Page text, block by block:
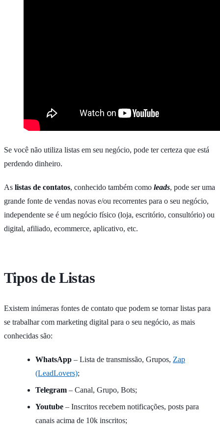
Se você não utiliza listas em seu negócio, pode ter certeza que está
perdendo dinheiro.
As listas de contatos, conhecido também como leads, pode ser uma
grande fonte de vendas novas e/ou recorrentes para o seu negócio,
independente se é um negócio físico (loja, escritório, consultório) ou
digital, afiliado, ecommerce, aplicativo, etc.
Tipos de Listas
Existem inúmeras fontes de contato que podem se tornar listas para
se trabalhar com marketing digital para o seu negócio, as mais
conhecidas são:
WhatsApp – Lista de transmissão, Grupos, Zap
(LeadLovers);
Telegram – Canal, Grupo, Bots;
Youtube – Inscritos recebem notificações, posts para
canais acima de 10k inscritos;